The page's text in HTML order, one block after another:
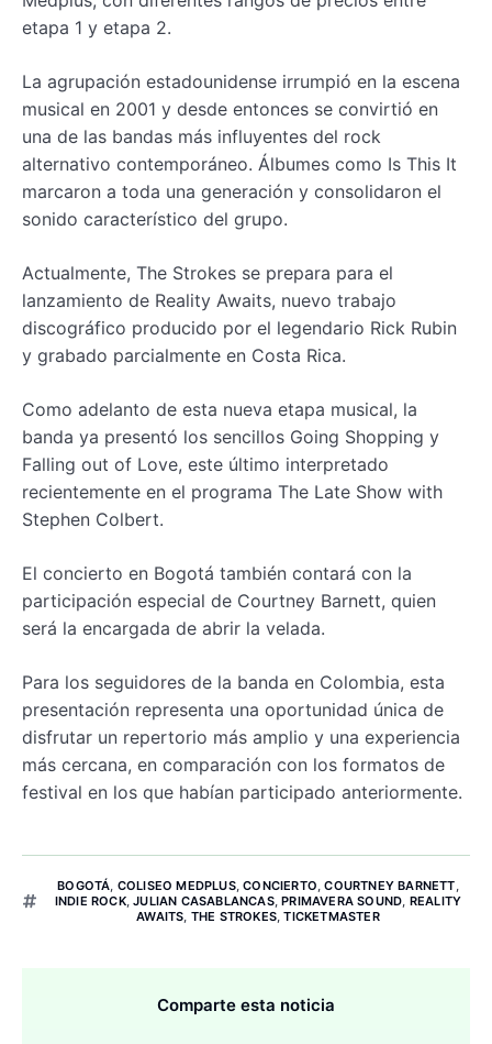
etapa 1 y etapa 2.
La agrupación estadounidense irrumpió en la escena
musical en 2001 y desde entonces se convirtió en
una de las bandas más influyentes del rock
alternativo contemporáneo. Álbumes como Is This It
marcaron a toda una generación y consolidaron el
sonido característico del grupo.
Actualmente, The Strokes se prepara para el
lanzamiento de Reality Awaits, nuevo trabajo
discográfico producido por el legendario Rick Rubin
y grabado parcialmente en Costa Rica.
Como adelanto de esta nueva etapa musical, la
banda ya presentó los sencillos Going Shopping y
Falling out of Love, este último interpretado
recientemente en el programa The Late Show with
Stephen Colbert.
El concierto en Bogotá también contará con la
participación especial de Courtney Barnett, quien
será la encargada de abrir la velada.
Para los seguidores de la banda en Colombia, esta
presentación representa una oportunidad única de
disfrutar un repertorio más amplio y una experiencia
más cercana, en comparación con los formatos de
festival en los que habían participado anteriormente.
BOGOTÁ, COLISEO MEDPLUS,CONCIERTO,COURTNEY BARNETT,
INDIE ROCK,JULIAN CASABLANCAS,PRIMAVERA SOUND, REALITY
AWAITS, THE STROKES,TICKETMASTER
Comparte esta noticia